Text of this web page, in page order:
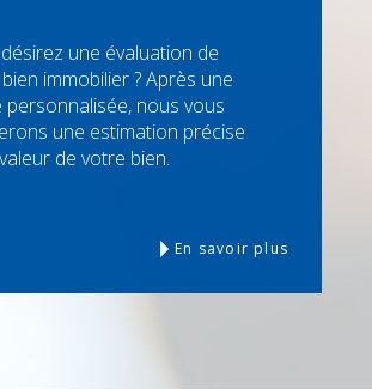
une évaluation de
immobilier ? Après une
personnalisée, nous vous
une estimation précise
de votre bien.
En savoir plus